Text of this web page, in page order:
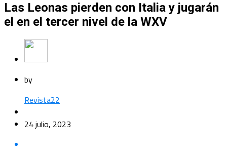
Las Leonas pierden con Italia y jugarán
el en el tercer nivel de la WXV
by
Revista22
24 julio, 2023